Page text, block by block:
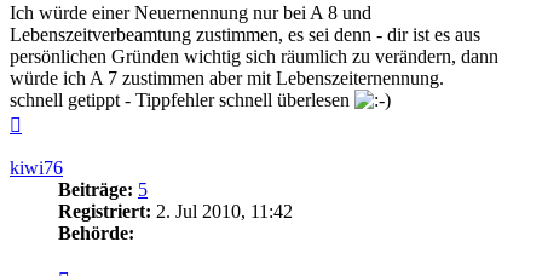
Ich würde einer Neuernennung nur bei A 8 und
Lebenszeitverbeamtung zustimmen, es sei denn - dir ist es aus
persönlichen Gründen wichtig sich räumlich zu verändern, dann
würde ich A 7 zustimmen aber mit Lebenszeiternennung.
schnell getippt - Tippfehler schnell überlesen
kiwi76
Beiträge: 5
Registriert: 2. Jul 2010, 11:42
Behörde: